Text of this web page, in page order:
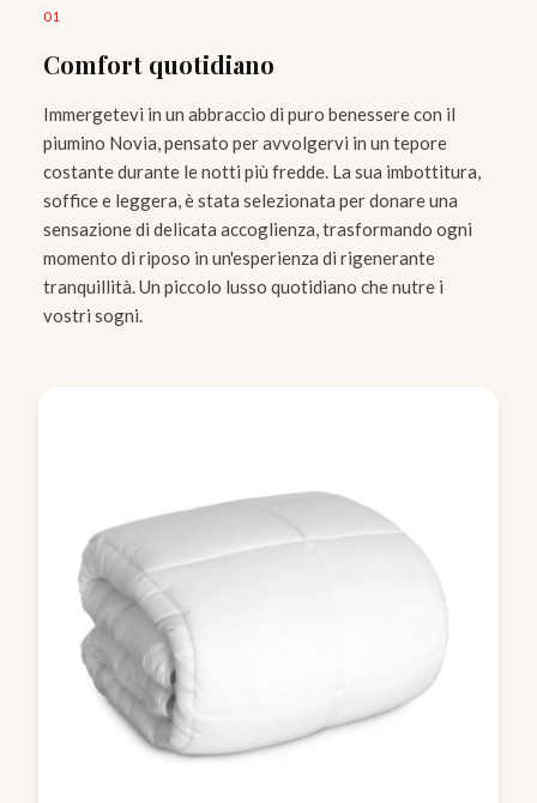
01
Comfort quotidiano
Immergetevi in un abbraccio di puro benessere con il
piumino Novia, pensato per avvolgervi in un tepore
costante durante le notti più fredde. La sua imbottitura,
soffice e leggera, è stata selezionata per donare una
sensazione di delicata accoglienza, trasformando ogni
momento di riposo in un'esperienza di rigenerante
tranquillità. Un piccolo lusso quotidiano che nutre i
vostri sogni.